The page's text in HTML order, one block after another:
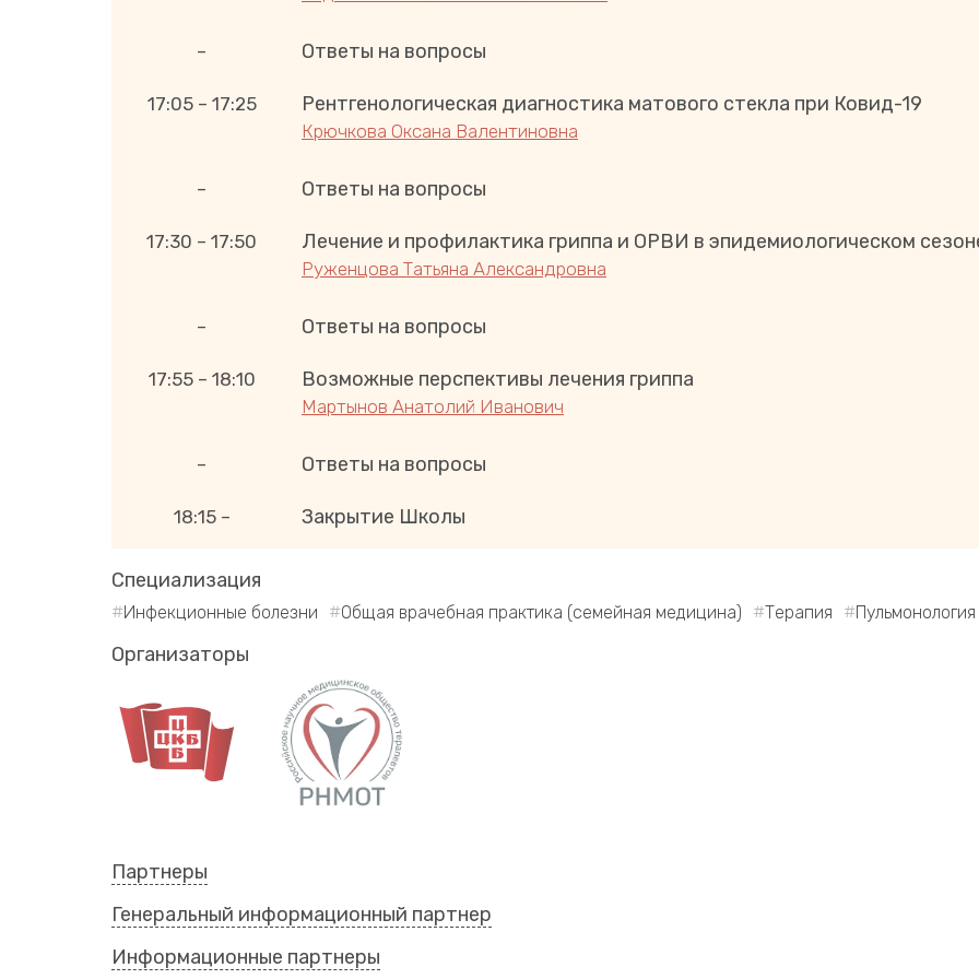
– Ответы на вопросы
17:05 – 17:25 Рентгенологическая диагностика матового стекла при Ковид-19
Крючкова Оксана Валентиновна
– Ответы на вопросы
17:30 – 17:50 Лечение и профилактика гриппа и ОРВИ в эпидемиологическом
Руженцова Татьяна Александровна
– Ответы на вопросы
17:55 – 18:10 Возможные перспективы лечения гриппа
Мартынов Анатолий Иванович
– Ответы на вопросы
18:15 – Закрытие Школы
Специализация
Инфекционные болезни Общая врачебная практика (семейная медицина) Терапия Пульмонология
Организаторы
Партнеры
Генеральный информационный партнер
Информационные партнеры